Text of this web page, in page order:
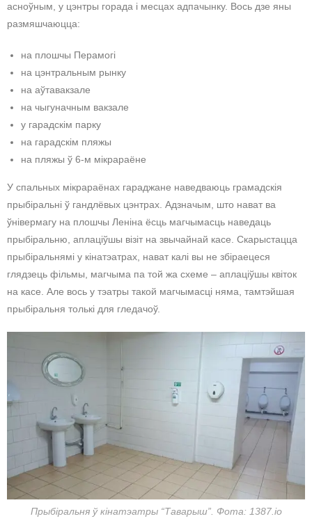
асноўным, у цэнтры горада і месцах адпачынку. Вось дзе яны
размяшчаюцца:
на плошчы Перамогі
на цэнтральным рынку
на аўтавакзале
на чыгуначным вакзале
у гарадскім парку
на гарадскім пляжы
на пляжы ў 6-м мікрараёне
У спальных мікрараёнах гараджане наведваюць грамадскія
прыбіральні ў гандлёвых цэнтрах. Адзначым, што нават ва
ўнівермагу на плошчы Леніна ёсць магчымасць наведаць
прыбіральню, аплаціўшы візіт на звычайнай касе. Скарыстацца
прыбіральнямі у кінатэатрах, нават калі вы не збіраецеся
глядзець фільмы, магчыма па той жа схеме – аплаціўшы квіток
на касе. Але вось у тэатры такой магчымасці няма, тамтэйшая
прыбіральня толькі для гледачоў.
Прыбіральня ў кінатэатры “Таварыш”. Фота: 1387.io